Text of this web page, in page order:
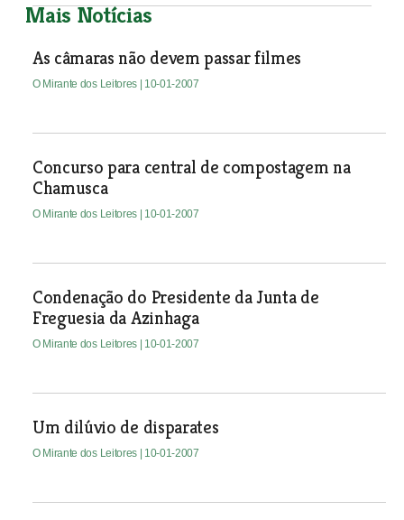
Mais Notícias
As câmaras não devem passar filmes
O Mirante dos Leitores | 10-01-2007
Concurso para central de compostagem na
Chamusca
O Mirante dos Leitores | 10-01-2007
Condenação do Presidente da Junta de
Freguesia da Azinhaga
O Mirante dos Leitores | 10-01-2007
Um dilúvio de disparates
O Mirante dos Leitores | 10-01-2007